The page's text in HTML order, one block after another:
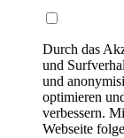
Durch das
und
und
optimieren
verbessern.
Webseite